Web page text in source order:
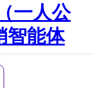
一人公
智能体